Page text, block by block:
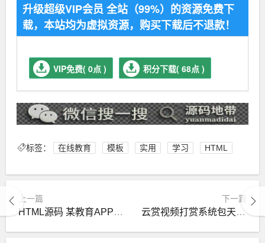
升级超级VIP会员 全站（99%）的资源免费下
载，本站均为虚拟资源，购买下载后不退款！
VIP免费( 0点 ) 积分下载( 68点 )
标签： 在线教育 模板 实用 学习 HTML
上一篇
HTML源码 某教育APP官网
下一篇
云赏视频打赏系统包天包月包季包年视频打赏会员版影视付费系统